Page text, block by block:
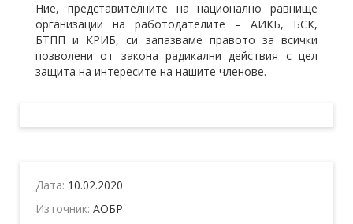
Ние, представителните на национално равнище
организации на работодателите – АИКБ, БСК,
БТПП и КРИБ, си запазваме правото за всички
позволени от закона радикални действия с цел
защита на интересите на нашите членове.
Дата: 10.02.2020
Източник: АОБР